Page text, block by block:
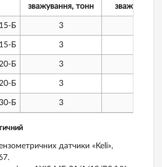
зважування, тонн
зважування,
Б 3
Б 3
Б 3
Б 3
Б 3
датчики «Keli»,